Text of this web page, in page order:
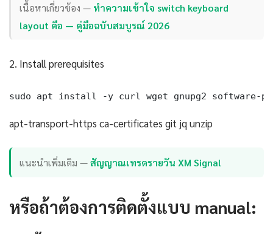
เนื้อหาเกี่ยวข้อง — ทำความเข้าใจ switch keyboard
layout คือ — คู่มือฉบับสมบูรณ์ 2026
2. Install prerequisites
sudo apt install -y curl wget gnupg2 software-
apt-transport-https ca-certificates git jq unzip
แนะนำเพิ่มเติม —สัญญาณเทรดรายวัน XM Signal
หรือถ้าต้องการติดตั้งแบบ manual: